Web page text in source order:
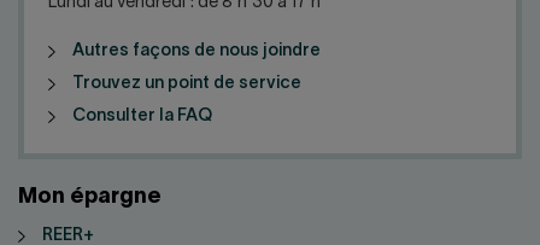
English
Autres façons de nous joindre
Trouvez un point de service
Consulter la FAQ
Mon épargne
REER+